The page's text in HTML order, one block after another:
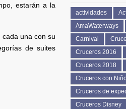
estarán a la
una con su
de suites
actividades
AmaWaterways
Carnival
Cruceros 2016
Cruceros 2018
Cruceros con
Cruceros de
Cruceros Disney